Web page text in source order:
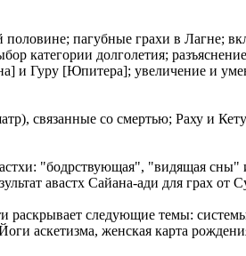
пагубные грахи в Лагне;
категории долголетия;
Гуру [Юпитера]; увеличение и
связанные со смертью; Рaху и
"бодрствующая", "видящая
авастх Сaйана-ади для грах от
следующие темы:
аскетизма, женская карта